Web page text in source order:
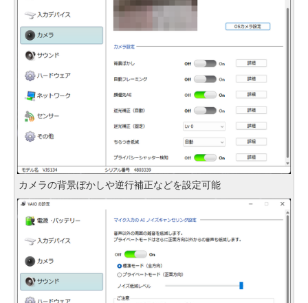
カメラの背景ぼかしや逆行補正などを設定可能